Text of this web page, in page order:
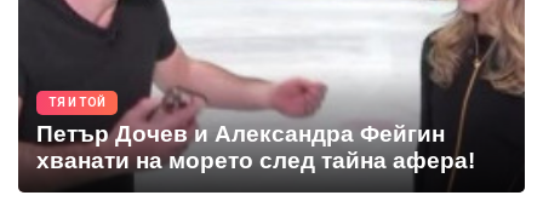
ТЯ И ТОЙ
Петър Дочев и Александра Фейгин
хванати на морето след тайна афера!